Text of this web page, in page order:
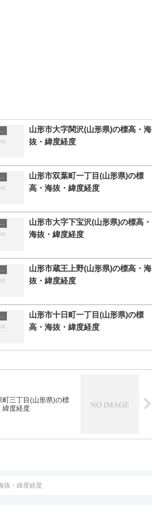
山形市大字関沢(山形県)の標高・海
抜・緯度経度
山形市双葉町一丁目(山形県)の標
高・海抜・緯度経度
山形市大字下宝沢(山形県)の標高・
海抜・緯度経度
山形市蔵王上野(山形県)の標高・海
抜・緯度経度
山形市十日町一丁目(山形県)の標
高・海抜・緯度経度
町三丁目(山形県)の標
緯度経度
抜・緯度経度